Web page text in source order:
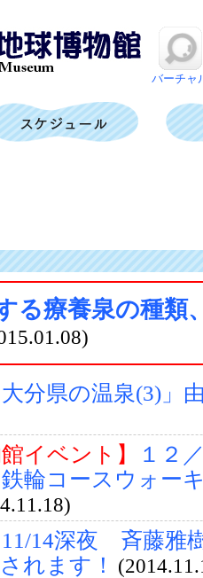
バーチャ
る療養泉の種類
大分県の温泉(3)」
イベント】
１２
輪コースウォー
11/14深夜 斉藤雅
れます！